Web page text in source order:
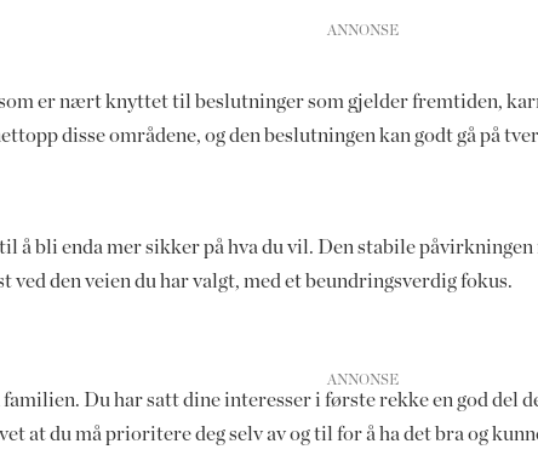
er nært knyttet til beslutninger som gjelder fremtiden,
disse områdene, og den beslutningen kan godt gå på
å bli enda mer sikker på hva du vil. Den stabile
den veien du har valgt, med et beundringsverdig fokus.
Du har satt dine interesser i første rekke en god del
at du må prioritere deg selv av og til for å ha det bra og